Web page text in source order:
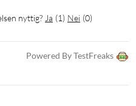
nyttig? Ja (1) Nei (0)
Powered By TestFreaks